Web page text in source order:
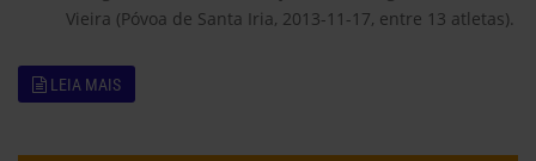
Vieira (Póvoa de Santa Iria, 2013-11-17, entre 13 atletas).
LEIA MAIS